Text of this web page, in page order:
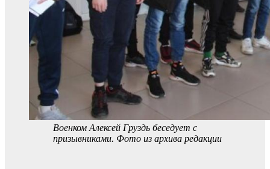
Военком Алексей Груздь беседует с
призывниками. Фото из архива редакции